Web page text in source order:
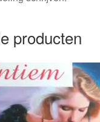
producten